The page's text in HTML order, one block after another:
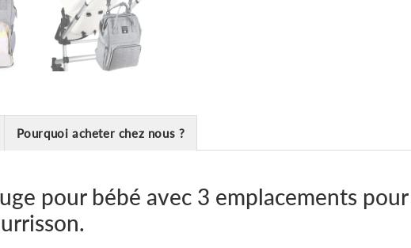
Pourquoi acheter chez nous ?
pour bébé avec 3 emplacements